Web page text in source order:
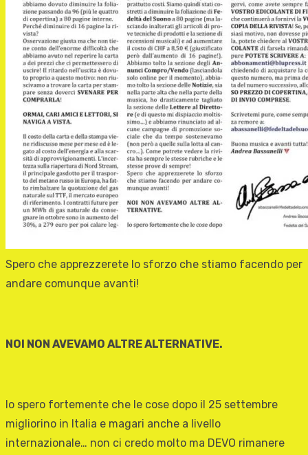
Spero che apprezzerete lo sforzo che stiamo facendo per
andare comunque avanti!
NOI NON AVEVAMO ALTRE ALTERNATIVE.
Io spero fortemente che le cose dopo il 25 settembre
migliorino in Italia e magari anche a livello
internazionale… non ci credo molto ma DEVO rimanere